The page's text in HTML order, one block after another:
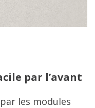
par l’avant
les modules